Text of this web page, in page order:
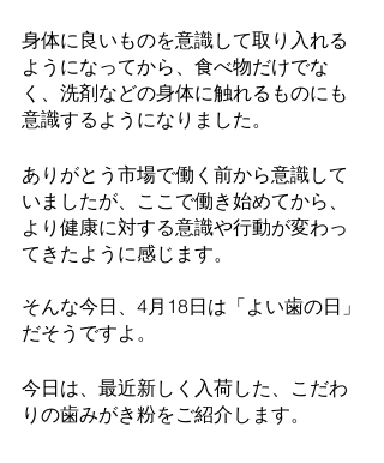
身体に良いものを意識して取り入れる
ようになってから、食べ物だけでな
く、洗剤などの身体に触れるものにも
意識するようになりました。
ありがとう市場で働く前から意識して
いましたが、ここで働き始めてから、
より健康に対する意識や行動が変わっ
てきたように感じます。
そんな今日、4月18日は「よい歯の日」
だそうですよ。
今日は、最近新しく入荷した、こだわ
りの歯みがき粉をご紹介します。